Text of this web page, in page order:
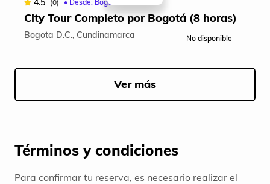
4.5 (0) • Desde: Bogotá - Colombia
City Tour Completo por Bogotá (8 horas)
Bogota D.C., Cundinamarca No disponible
1
5
Ver más
Términos y condiciones
Para confirmar tu reserva, es necesario realizar el